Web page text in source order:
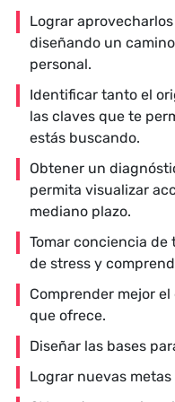
Lograr
diseñando un
personal.
Identificar tanto el
las claves que te
estás buscando.
Obtener un
permita visualizar
mediano plazo.
Tomar conciencia de
de stress y
Comprender mejor
que ofrece.
Diseñar las bases
Lograr nuevas